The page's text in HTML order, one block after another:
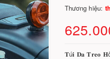
Thương hiệu:
𝐓ú𝐢 𝐃𝐚 𝐓𝐫𝐞𝐨